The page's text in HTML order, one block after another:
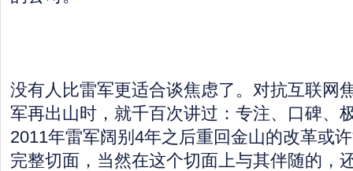
没有人比雷军更适合谈焦虑了。对抗互联网
军再出山时，就千百次讲过：专注、口碑、
2011年雷军阔别4年之后重回金山的改革或
完整切面，当然在这个切面上与其伴随的，